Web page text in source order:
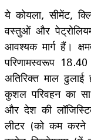
ये कोयला, सीमेंट,
वस्तुओं और
आवश्यक मार्ग हैं।
परिणामस्वरूप 18
अतिरिक्त माल
कुशल परिवहन का
और देश की
लीटर )को कम करने